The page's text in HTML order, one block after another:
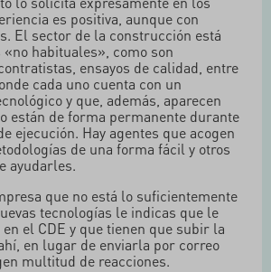
es positiva, aunque con
El sector de la construcción está
habituales», como son
ensayos de calidad, entre
cada uno cuenta con un
y que, además, aparecen
están de forma permanente durante
ejecución. Hay agentes que acogen
de una forma fácil y otros
ayudarles.
que no está lo suficientemente
tecnologías le indicas que le
el CDE y que tienen que subir la
en lugar de enviarla por correo
multitud de reacciones.